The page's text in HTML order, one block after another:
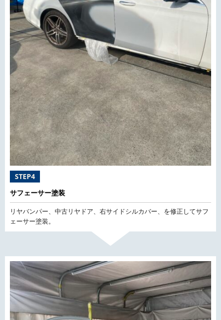
STEP4
サフェーサー塗装
リヤバンパー、中古リヤドア、右サイドシルカバー、を修正してサフ
ェーサー塗装。